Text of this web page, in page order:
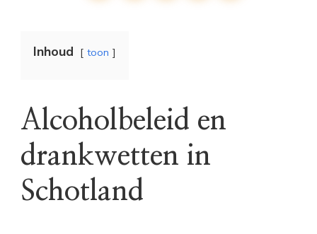
Inhoud toon
Alcoholbeleid en
drankwetten in
Schotland